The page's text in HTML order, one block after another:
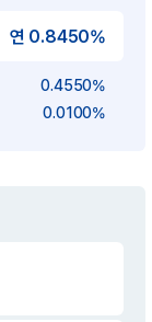
연 0.8450%
0.4550%
0.0100%